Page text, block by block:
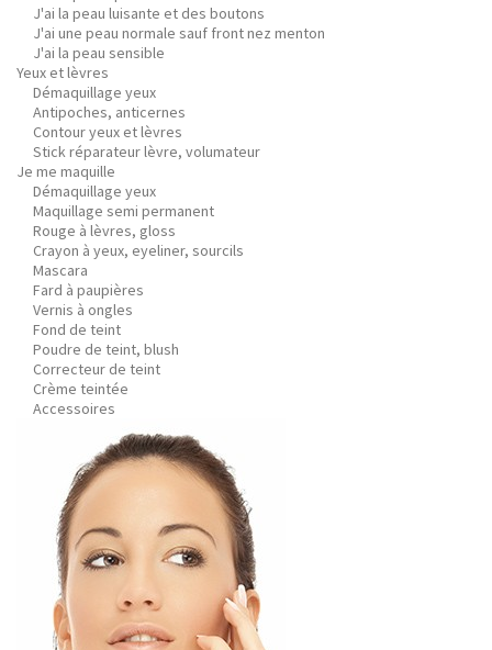
J'ai la peau luisante et des boutons
J'ai une peau normale sauf front nez menton
J'ai la peau sensible
Yeux et lèvres
Démaquillage yeux
Antipoches, anticernes
Contour yeux et lèvres
Stick réparateur lèvre, volumateur
Je me maquille
Démaquillage yeux
Maquillage semi permanent
Rouge à lèvres, gloss
Crayon à yeux, eyeliner, sourcils
Mascara
Fard à paupières
Vernis à ongles
Fond de teint
Poudre de teint, blush
Correcteur de teint
Crème teintée
Accessoires